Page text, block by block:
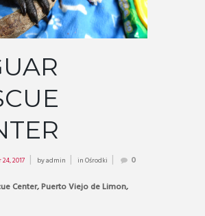
2017 byadmin inOśrodki 0
Center, Puerto Viejo de Limon,